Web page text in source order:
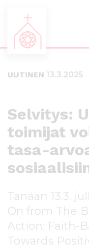
UUTINEN 13.3.2025
Selvitys:
toimijat
tasa-
Tänään 13.3.
On from The
Action: Faith-
Towards